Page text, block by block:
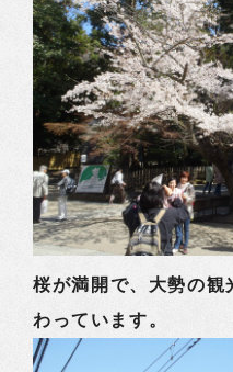
桜が満開で、大勢の観
わっています。